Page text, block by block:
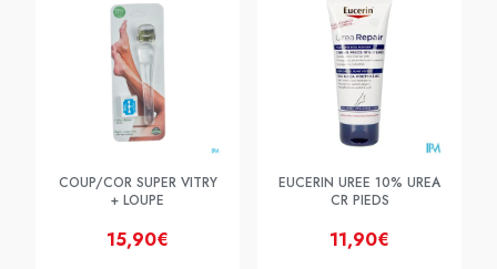
COUP/COR SUPER VITRY
+ LOUPE
15,90€
EUCERIN UREE 10% UREA
CR PIEDS
11,90€